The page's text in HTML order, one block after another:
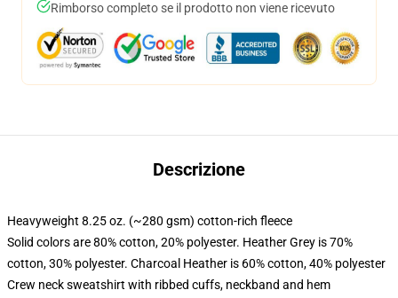
Rimborso completo se il prodotto non viene ricevuto
Descrizione
Heavyweight 8.25 oz. (~280 gsm) cotton-rich fleece
Solid colors are 80% cotton, 20% polyester. Heather Grey is 70%
cotton, 30% polyester. Charcoal Heather is 60% cotton, 40% polyester
Crew neck sweatshirt with ribbed cuffs, neckband and hem